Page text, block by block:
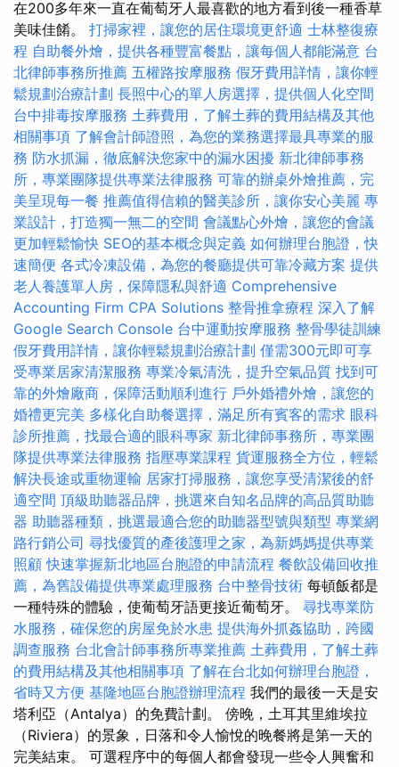
在200多年來一直在葡萄牙人最喜歡的地方看到後一種香草
美味佳餚。 打掃家裡，讓您的居住環境更舒適 士林整復療
程 自助餐外燴，提供各種豐富餐點，讓每個人都能滿意 台
北律師事務所推薦 五權路按摩服務 假牙費用詳情，讓你輕
鬆規劃治療計劃 長照中心的單人房選擇，提供個人化空間
台中排毒按摩服務 土葬費用，了解土葬的費用結構及其他
相關事項 了解會計師證照，為您的業務選擇最具專業的服
務 防水抓漏，徹底解決您家中的漏水困擾 新北律師事務
所，專業團隊提供專業法律服務 可靠的辦桌外燴推薦，完
美呈現每一餐 推薦值得信賴的醫美診所，讓你安心美麗 專
業設計，打造獨一無二的空間 會議點心外燴，讓您的會議
更加輕鬆愉快 SEO的基本概念與定義 如何辦理台胞證，快
速簡便 各式冷凍設備，為您的餐廳提供可靠冷藏方案 提供
老人養護單人房，保障隱私與舒適 Comprehensive
Accounting Firm CPA Solutions 整骨推拿療程 深入了解
Google Search Console 台中運動按摩服務 整骨學徒訓練
假牙費用詳情，讓你輕鬆規劃治療計劃 僅需300元即可享
受專業居家清潔服務 專業冷氣清洗，提升空氣品質 找到可
靠的外燴廠商，保障活動順利進行 戶外婚禮外燴，讓您的
婚禮更完美 多樣化自助餐選擇，滿足所有賓客的需求 眼科
診所推薦，找最合適的眼科專家 新北律師事務所，專業團
隊提供專業法律服務 指壓專業課程 貨運服務全方位，輕鬆
解決長途或重物運輸 居家打掃服務，讓您享受清潔後的舒
適空間 頂級助聽器品牌，挑選來自知名品牌的高品質助聽
器 助聽器種類，挑選最適合您的助聽器型號與類型 專業網
路行銷公司 尋找優質的產後護理之家，為新媽媽提供專業
照顧 快速掌握新北地區台胞證的申請流程 餐飲設備回收推
薦，為舊設備提供專業處理服務 台中整骨技術 每頓飯都是
一種特殊的體驗，使葡萄牙語更接近葡萄牙。 尋找專業防
水服務，確保您的房屋免於水患 提供海外抓姦協助，跨國
調查服務 台北會計師事務所專業推薦 土葬費用，了解土葬
的費用結構及其他相關事項 了解在台北如何辦理台胞證，
省時又方便 基隆地區台胞證辦理流程 我們的最後一天是安
塔利亞（Antalya）的免費計劃。 傍晚，土耳其里維埃拉
（Riviera）的景象，日落和令人愉悅的晚餐將是第一天的
完美結束。 可選程序中的每個人都會發現一些令人興奮和